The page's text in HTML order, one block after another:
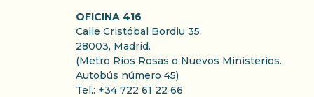
OFICINA 416
Calle Cristóbal Bordiu 35
28003, Madrid.
(Metro Rios Rosas o Nuevos Ministerios.
Autobús número 45)
Tel.: +34 722 61 22 66